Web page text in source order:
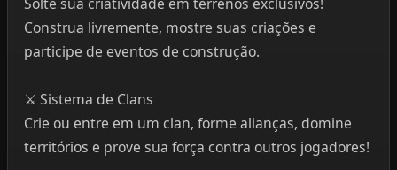
Construa livremente, mostre suas criações e
participe de eventos de construção.
⚔️ Sistema de Clans
Crie ou entre em um clan, forme alianças, domine
territórios e prove sua força contra outros jogadores!